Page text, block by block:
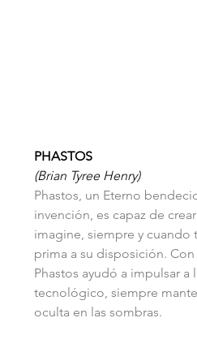
PHASTOS
(Brian Tyree Henry)
Phastos, un Eterno
invención, es capaz de
imagine, siempre y cuando
prima a su disposición.
Phastos ayudó a impulsar
tecnológico, siempre
oculta en las sombras.